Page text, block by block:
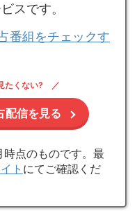
スです。
番組をチェックす
たくない?
配信を見る
点のものです。最
ト にてご確認くだ